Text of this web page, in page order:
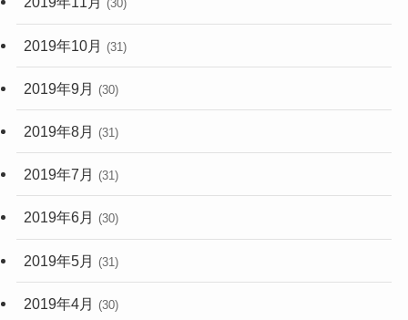
(30)
2019年10月 (31)
2019年9月 (30)
2019年8月 (31)
2019年7月 (31)
2019年6月 (30)
2019年5月 (31)
2019年4月 (30)